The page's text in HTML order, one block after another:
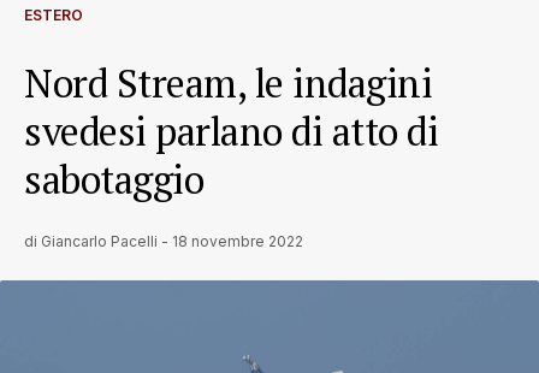
ESTERO
Nord Stream, le indagini
svedesi parlano di atto di
sabotaggio
di Giancarlo Pacelli - 18 novembre 2022